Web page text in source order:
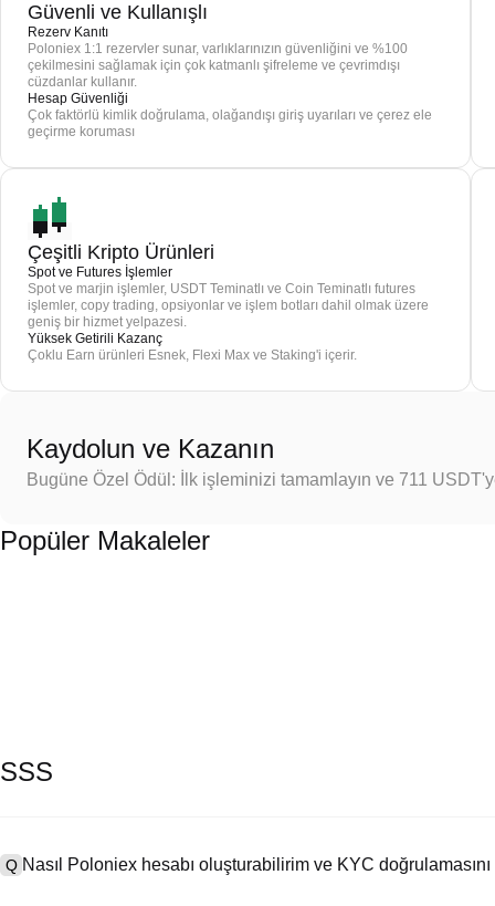
Güvenli ve Kullanışlı
Rezerv Kanıtı
Poloniex 1:1 rezervler sunar, varlıklarınızın güvenliğini ve %100
çekilmesini sağlamak için çok katmanlı şifreleme ve çevrimdışı
cüzdanlar kullanır.
Hesap Güvenliği
Çok faktörlü kimlik doğrulama, olağandışı giriş uyarıları ve çerez ele
geçirme koruması
Çeşitli Kripto Ürünleri
Spot ve Futures İşlemler
Spot ve marjin işlemler, USDT Teminatlı ve Coin Teminatlı futures
işlemler, copy trading, opsiyonlar ve işlem botları dahil olmak üzere
geniş bir hizmet yelpazesi.
Yüksek Getirili Kazanç
Çoklu Earn ürünleri Esnek, Flexi Max ve Staking'i içerir.
Kaydolun ve Kazanın
Bugüne Özel Ödül: İlk işleminizi tamamlayın ve 711
Popüler Makaleler
SSS
Q Nasıl Poloniex hesabı oluşturabilirim ve KYC